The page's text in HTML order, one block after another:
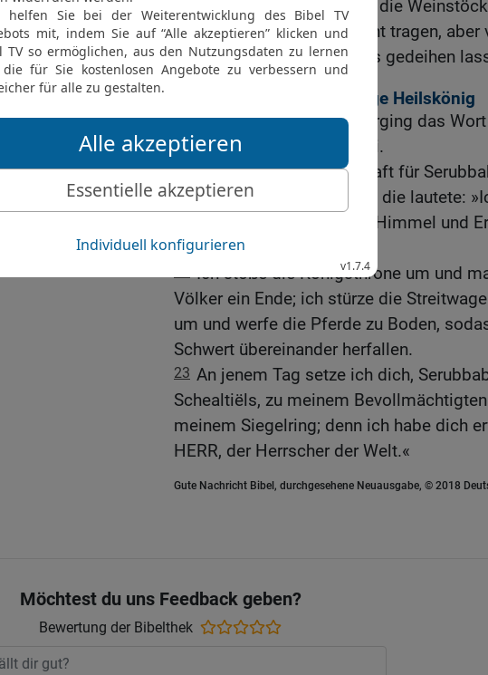
noch kein Anzeichen, dass die
und Ölbäume künftig Frucht tragen, aber
euer Land segnen und alles gedeihen
Serubbabel als der künftige Heilskönig
20 Noch ein zweites Mal erging das
Tag des Monats an Haggai.
21 Er gab ihm eine Botschaft für
Bevollmächtigten für Juda, die lautete:
Herrscher der Welt, werde Himmel und
Fundamenten erschüttern.
Ich stoße die Königsthrone um und
Völker ein Ende; ich stürze die
um und werfe die Pferde zu Boden,
Schwert übereinander herfallen.
23 An jenem Tag setze ich dich,
Schealtiëls, zu meinem
meinem Siegelring; denn ich habe dich
HERR, der Herrscher der Welt.«
Gute Nachricht Bibel, durchgesehene Neuausgabe, © 2018
Möchtest du uns Feedback geben?
Bewertung der Bibelthek